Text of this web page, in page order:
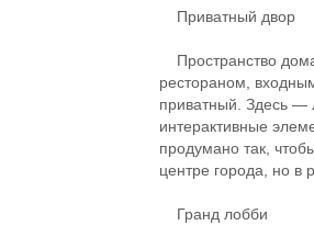
Приватный двор
Пространство
рестораном,
приватный. Здесь —
интерактивные
продумано так,
центре города, но в
Гранд лобби